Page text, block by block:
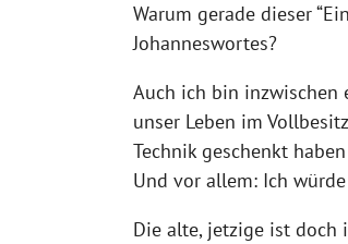
Warum gerade dieser
Johanneswortes?
Auch ich bin inzwischen
unser Leben im
Technik geschenkt
Und vor allem: Ich
Die alte, jetzige ist doch